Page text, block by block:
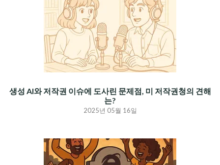
생성 AI와 저작권 이슈에 도사린 문제점, 미 저작권청의 견해
는?
2025년 05월 16일